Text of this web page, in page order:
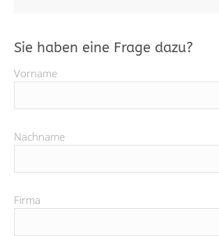
Sie haben eine Frage dazu?
Vorname
Nachname
Firma